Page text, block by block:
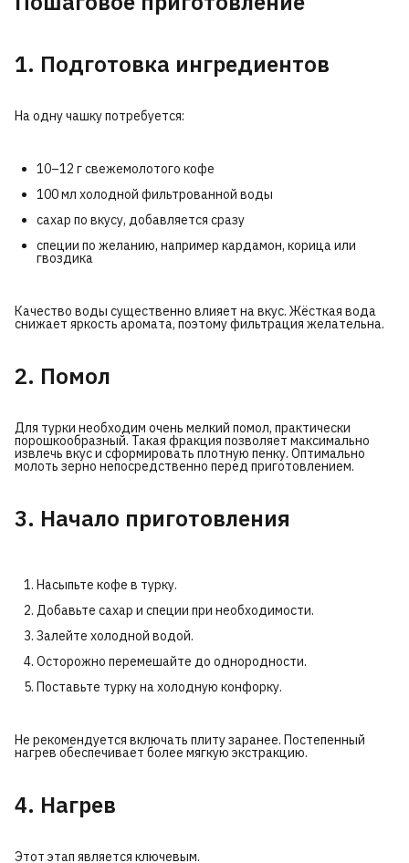
1. Подготовка ингредиентов
На одну чашку потребуется:
10–12 г свежемолотого кофе
100 мл холодной фильтрованной воды
сахар по вкусу, добавляется сразу
специи по желанию, например кардамон, корица или
гвоздика
Качество воды существенно влияет на вкус. Жёсткая вода
снижает яркость аромата, поэтому фильтрация желательна.
2. Помол
Для турки необходим очень мелкий помол, практически
порошкообразный. Такая фракция позволяет максимально
извлечь вкус и сформировать плотную пенку. Оптимально
молоть зерно непосредственно перед приготовлением.
3. Начало приготовления
Насыпьте кофе в турку.
Добавьте сахар и специи при необходимости.
Залейте холодной водой.
Осторожно перемешайте до однородности.
Поставьте турку на холодную конфорку.
Не рекомендуется включать плиту заранее. Постепенный
нагрев обеспечивает более мягкую экстракцию.
4. Нагрев
Этот этап является ключевым.